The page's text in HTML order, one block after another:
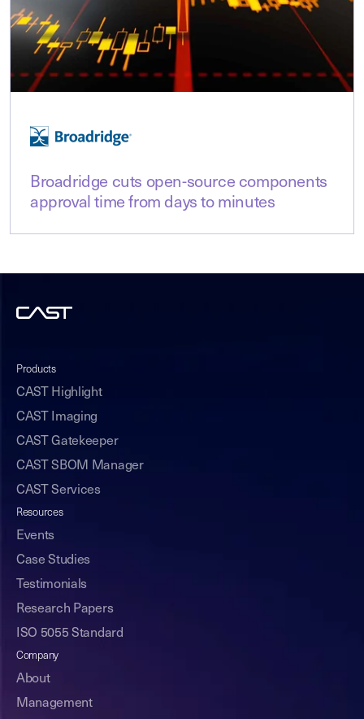
Broadridge cuts open-source components
approval time from days to minutes
Products
CAST Highlight
CAST Imaging
CAST Gatekeeper
CAST SBOM Manager
CAST Services
Resources
Events
Case Studies
Testimonials
Research Papers
ISO 5055 Standard
Company
About
Management